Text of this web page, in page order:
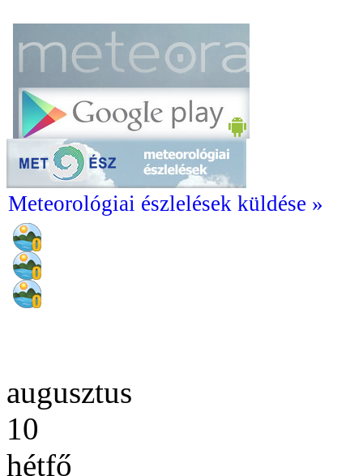
Meteorológiai észlelések küldése »
augusztus
10
hétfő